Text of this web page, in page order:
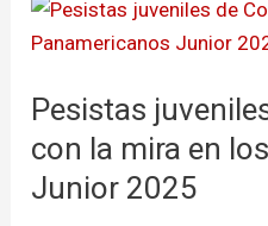
Pesistas
con la mira en
Junior 2025
Pesistas
juveniles
Colombia,
con
la